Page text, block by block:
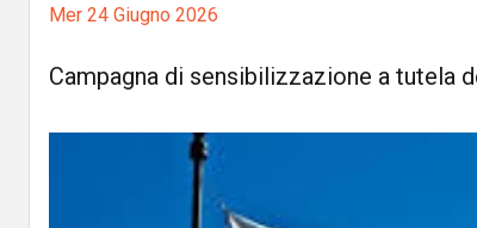
Mer 24 Giugno 2026
Campagna di sensibilizzazione a tutela